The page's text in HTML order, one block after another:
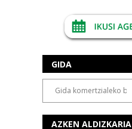
GIDA
AZKEN ALDIZKARIA